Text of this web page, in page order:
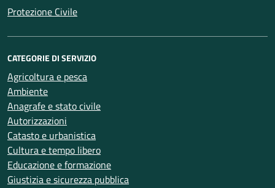
Protezione Civile
CATEGORIE DI SERVIZIO
Agricoltura e pesca
Ambiente
Anagrafe e stato civile
Autorizzazioni
Catasto e urbanistica
Cultura e tempo libero
Educazione e formazione
Giustizia e sicurezza pubblica